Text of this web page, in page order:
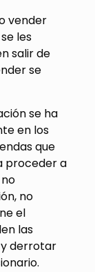
vender
les
salir de
se
se ha
en los
que
proceder a
no
el
las
derrotar